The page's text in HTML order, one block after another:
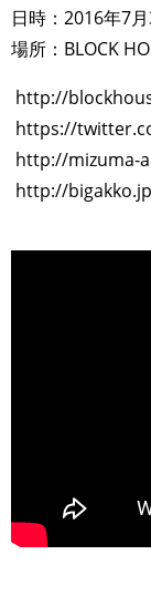
日時：2016年7
場所：BLOCK
http://
https://
http://mizuma-
http://